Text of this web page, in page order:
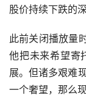
股价持续下跌的深
此前关闭播放量
他把未来希望寄
展。但诸多艰难
一个奢望，那么